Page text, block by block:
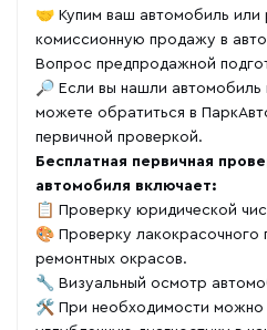
🤝 Купим ваш автомобиль или
комиссионную продажу в
Вопрос предпродажной
🔎 Если вы нашли автомобиль
можете обратиться в
первичной проверкой.
Бесплатная первичная
автомобиля включает:
📋 Проверку юридической
🎨 Проверку лакокрасочного
ремонтных окрасов.
🔧 Визуальный осмотр
🛠 При необходимости можно